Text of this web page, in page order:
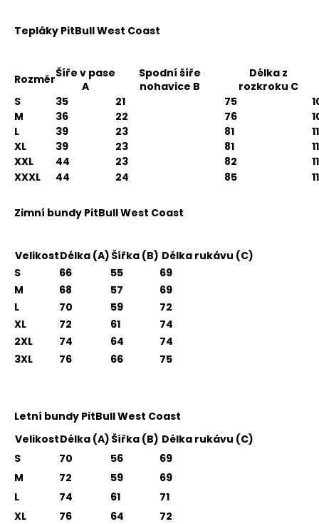
Tepláky PitBull West Coast
RozměrŠíře v pase
A
Spodní šíře
nohavice B
Délka z
rozkroku C
S
35 21 75
M
36 22 76
L
39 23 81
XL
39 23 81
XXL
44 23 82
XXXL
44 24 85
Zimní bundy PitBull West Coast
VelikostDélka (A) Šířka (B) Délka rukávu (C)
S
66 55
69
M
68 57
69
L
70 59
72
XL
72 61
74
2XL
74 64
74
3XL
76 66 75
Letní bundy PitBull West Coast
VelikostDélka (A) Šířka (B) Délka rukávu (C)
S
70 56
69
M
72 59
69
L
74 61
71
XL
76 64
72